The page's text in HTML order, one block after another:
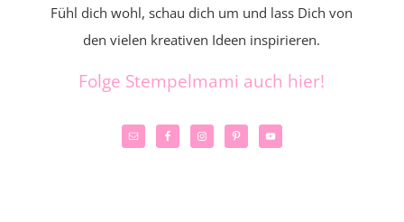
Fühl dich wohl, schau dich um und lass Dich von
den vielen kreativen Ideen inspirieren.
Folge Stempelmami auch hier!